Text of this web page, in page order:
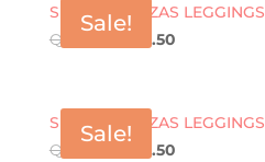
Sale!
SET DE 2 PIEZAS LEGGINGS
Q
150.50
Sale!
SET DE 2 PIEZAS LEGGINGS
Q
150.50